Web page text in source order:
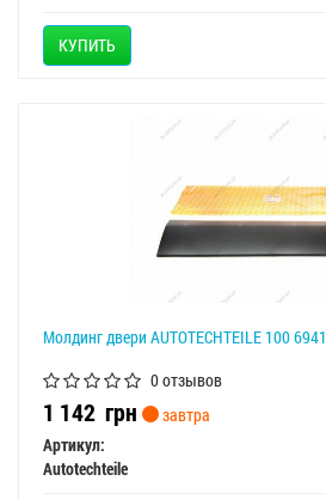
КУПИТЬ
Молдинг двери AUTOTECHTEILE 100 6941
0 отзывов
1 142 грн
завтра
Артикул:
Autotechteile